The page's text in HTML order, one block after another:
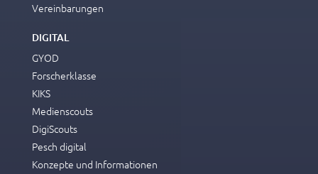
Vereinbarungen
DIGITAL
GYOD
Forscherklasse
KIKS
Medienscouts
DigiScouts
Pesch digital
Konzepte und Informationen